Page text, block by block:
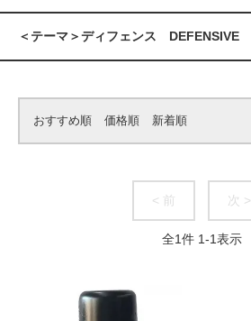
＜テーマ＞ディフェンス DEFENSIVE
おすすめ順 価格順 新着順
< 前 次 >
全1件 1-1表示